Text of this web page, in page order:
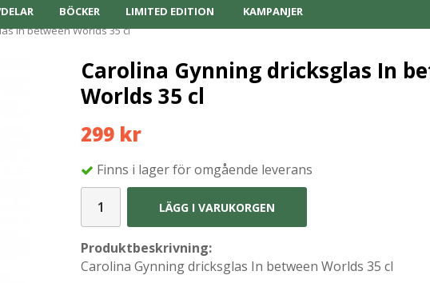
BÖCKER LIMITED EDITION
KAMPANJER
In between Worlds 35 cl
Carolina Gynning dricksglas In
Worlds 35 cl
299 kr
Finns i lager för omgående leverans
LÄGG I VARUKORGEN
Produktbeskrivning:
Carolina Gynning dricksglas In between Worlds 35 cl